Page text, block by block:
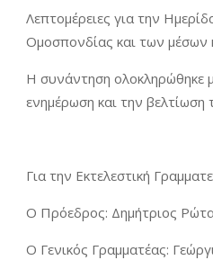
Λεπτομέρειες για την
Ομοσπονδίας και των μέσων
Η συνάντηση ολοκληρώθηκε
ενημέρωση και την
Για την Εκτελεστική
Ο Πρόεδρος: Δημήτριος
Ο Γενικός Γραμματέας: